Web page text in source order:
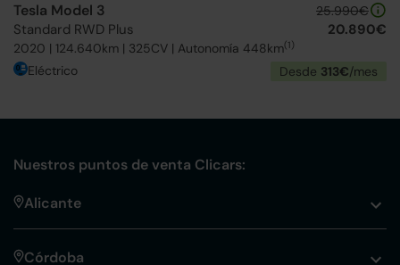
Tesla Model 3
Standard RWD Plus
2020 | 124.640km | 325CV | Autonomía 448km(1)
25.990€
20.890€
Eléctrico Desde 313€/mes
Nuestros puntos de venta Clicars:
Alicante
Córdoba